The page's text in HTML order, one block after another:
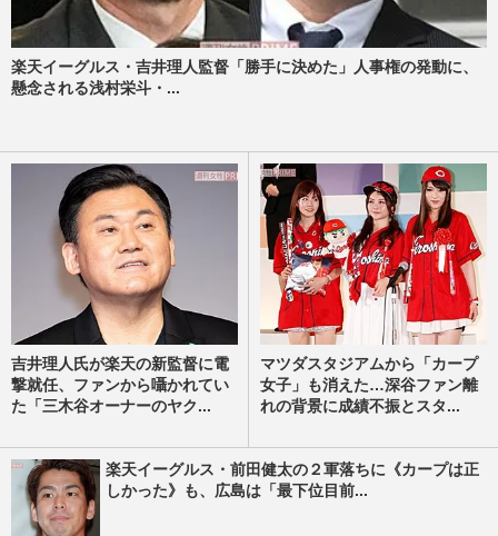
楽天イーグルス・吉井理人監督「勝手に決めた」人事権の発動に、
懸念される浅村栄斗・...
吉井理人氏が楽天の新監督に電
撃就任、ファンから囁かれてい
た「三木谷オーナーのヤク...
マツダスタジアムから「カープ
女子」も消えた…深谷ファン離
れの背景に成績不振とスタ...
楽天イーグルス・前田健太の２軍落ちに《カープは正
しかった》も、広島は「最下位目前...